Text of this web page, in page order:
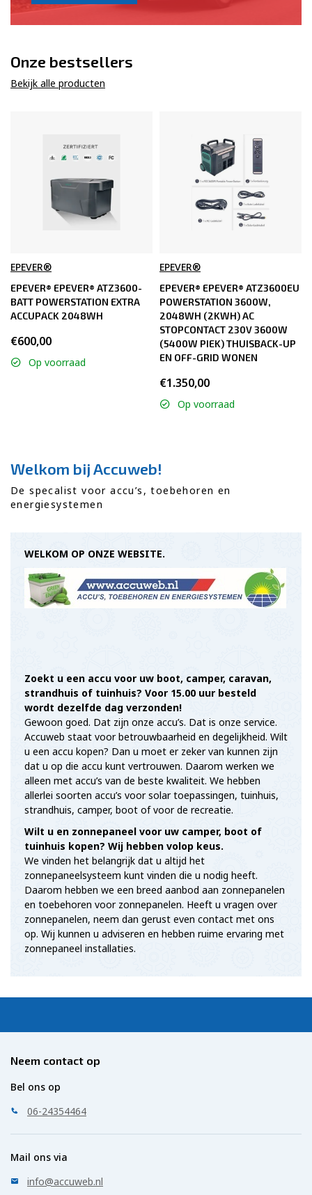
Onze bestsellers
Bekijk alle producten
EPEVER®
EPEVER® EPEVER® ATZ3600-
BATT POWERSTATION EXTRA
ACCUPACK 2048WH
€600,00
Op voorraad
EPEVER®
EPEVER® EPEVER® ATZ3600EU
POWERSTATION 3600W,
2048WH (2KWH) AC
STOPCONTACT 230V 3600W
(5400W PIEK) THUISBACK-UP
EN OFF-GRID WONEN
€1.350,00
Op voorraad
Welkom bij Accuweb!
De specalist voor accu’s, toebehoren en
energiesystemen
WELKOM OP ONZE WEBSITE.
Zoekt u een accu voor uw boot, camper, caravan,
strandhuis of tuinhuis? Voor 15.00 uur besteld
wordt dezelfde dag verzonden!
Gewoon goed. Dat zijn onze accu’s. Dat is onze service.
Accuweb staat voor betrouwbaarheid en degelijkheid. Wilt
u een accu kopen? Dan u moet er zeker van kunnen zijn
dat u op die accu kunt vertrouwen. Daarom werken we
alleen met accu’s van de beste kwaliteit. We hebben
allerlei soorten accu’s voor solar toepassingen, tuinhuis,
strandhuis, camper, boot of voor de recreatie.
Wilt u en zonnepaneel voor uw camper, boot of
tuinhuis kopen? Wij hebben volop keus.
We vinden het belangrijk dat u altijd het
zonnepaneelsysteem kunt vinden die u nodig heeft.
Daarom hebben we een breed aanbod aan zonnepanelen
en toebehoren voor zonnepanelen. Heeft u vragen over
zonnepanelen, neem dan gerust even contact met ons
op. Wij kunnen u adviseren en hebben ruime ervaring met
zonnepaneel installaties.
Neem contact op
Bel ons op
06-24354464
Mail ons via
info@accuweb.nl